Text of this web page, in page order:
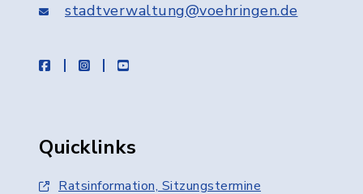
stadtverwaltung@voehringen.de
facebookinstagramyoutube
Quicklinks
Ratsinformation, Sitzungstermine